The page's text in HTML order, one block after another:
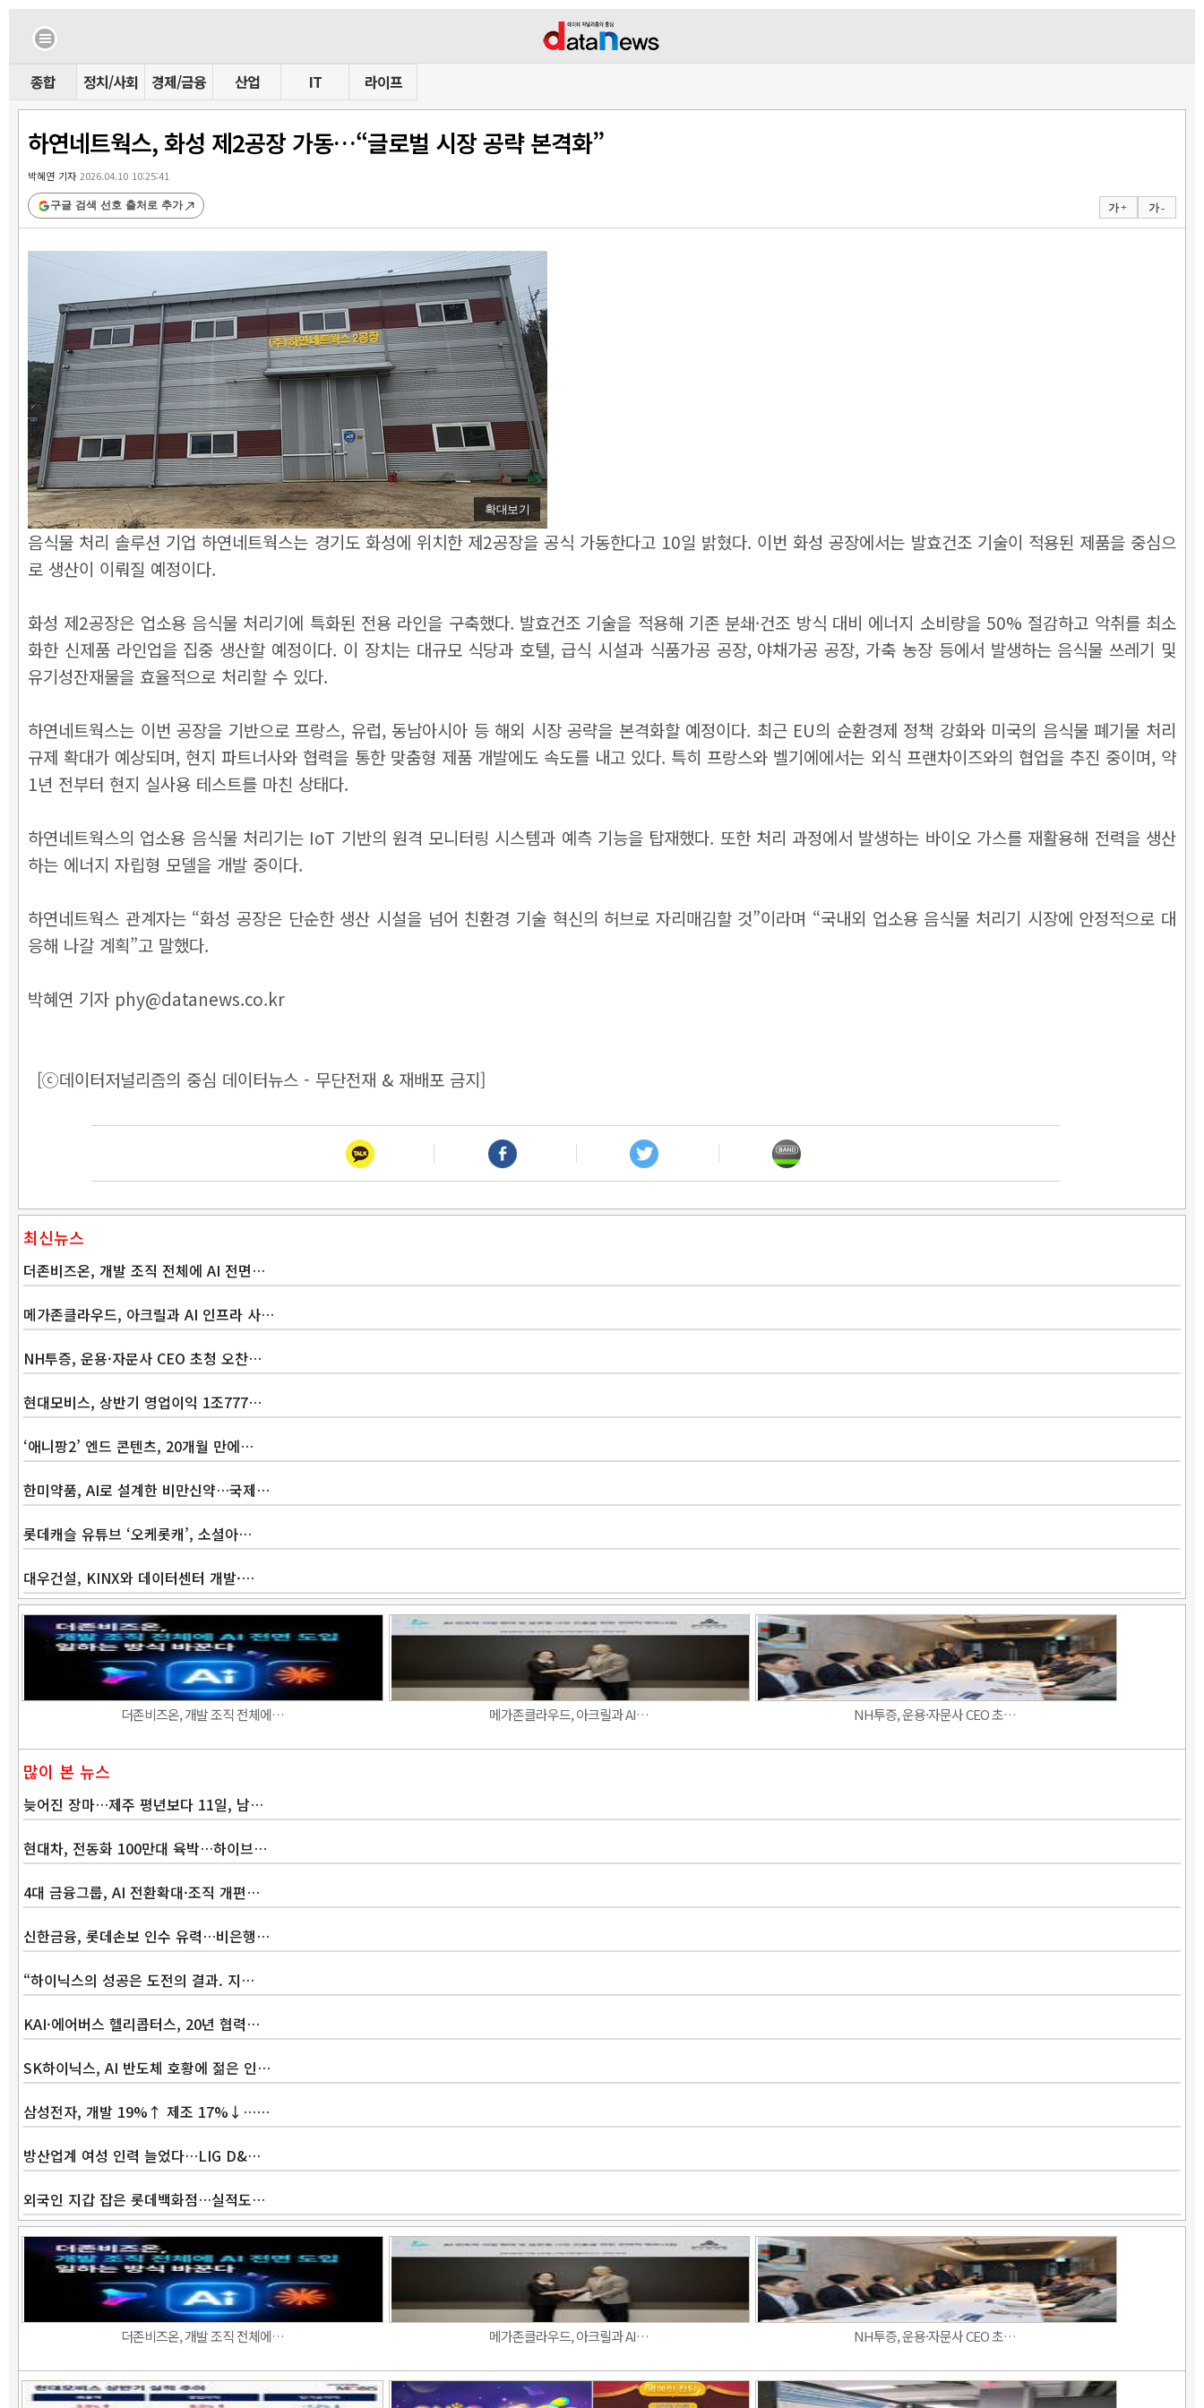
종합 정치/사회 경제/금융 산업 IT 라이프
하연네트웍스, 화성 제2공장 가동…“글로벌 시장 공략 본격화”
박혜연 기자2026.04.10 10:25:41
가 + 가 -
구글 검색 선호 출처로 추가
확대보기
음식물 처리 솔루션 기업 하연네트웍스는 경기도 화성에 위치한 제2공장을 공식 가동한다고 10일 밝혔다. 이번 화성 공장에서는 발효건조 기술이 적용된 제품을 중심으
로 생산이 이뤄질 예정이다.
화성 제2공장은 업소용 음식물 처리기에 특화된 전용 라인을 구축했다. 발효건조 기술을 적용해 기존 분쇄·건조 방식 대비 에너지 소비량을 50% 절감하고 악취를 최소
화한 신제품 라인업을 집중 생산할 예정이다. 이 장치는 대규모 식당과 호텔, 급식 시설과 식품가공 공장, 야채가공 공장, 가축 농장 등에서 발생하는 음식물 쓰레기 및
유기성잔재물을 효율적으로 처리할 수 있다.
하연네트웍스는 이번 공장을 기반으로 프랑스, 유럽, 동남아시아 등 해외 시장 공략을 본격화할 예정이다. 최근 EU의 순환경제 정책 강화와 미국의 음식물 폐기물 처리
규제 확대가 예상되며, 현지 파트너사와 협력을 통한 맞춤형 제품 개발에도 속도를 내고 있다. 특히 프랑스와 벨기에에서는 외식 프랜차이즈와의 협업을 추진 중이며, 약
1년 전부터 현지 실사용 테스트를 마친 상태다.
하연네트웍스의 업소용 음식물 처리기는 IoT 기반의 원격 모니터링 시스템과 예측 기능을 탑재했다. 또한 처리 과정에서 발생하는 바이오 가스를 재활용해 전력을 생산
하는 에너지 자립형 모델을 개발 중이다.
하연네트웍스 관계자는 “화성 공장은 단순한 생산 시설을 넘어 친환경 기술 혁신의 허브로 자리매김할 것”이라며 “국내외 업소용 음식물 처리기 시장에 안정적으로 대
응해 나갈 계획”고 말했다.
박혜연 기자 phy@datanews.co.kr
[ⓒ데이터저널리즘의 중심 데이터뉴스 - 무단전재 & 재배포 금지]
최신뉴스
더존비즈온, 개발 조직 전체에 AI 전면…
메가존클라우드, 아크릴과 AI 인프라 사…
NH투증, 운용·자문사 CEO 초청 오찬…
현대모비스, 상반기 영업이익 1조777…
‘애니팡2’ 엔드 콘텐츠, 20개월 만에…
한미약품, AI로 설계한 비만신약…국제…
롯데캐슬 유튜브 ‘오케롯캐’, 소셜아…
대우건설, KINX와 데이터센터 개발·…
더존비즈온, 개발 조직 전체에… 메가존클라우드, 아크릴과 AI… NH투증, 운용·자문사 CEO 초…
많이 본 뉴스
늦어진 장마…제주 평년보다 11일, 남…
현대차, 전동화 100만대 육박…하이브…
4대 금융그룹, AI 전환확대·조직 개편…
신한금융, 롯데손보 인수 유력…비은행…
“하이닉스의 성공은 도전의 결과. 지…
KAI·에어버스 헬리콥터스, 20년 협력…
SK하이닉스, AI 반도체 호황에 젊은 인…
삼성전자, 개발 19%↑ 제조 17%↓……
방산업계 여성 인력 늘었다…LIG D&…
외국인 지갑 잡은 롯데백화점…실적도…
더존비즈온, 개발 조직 전체에… 메가존클라우드, 아크릴과 AI… NH투증, 운용·자문사 CEO 초…